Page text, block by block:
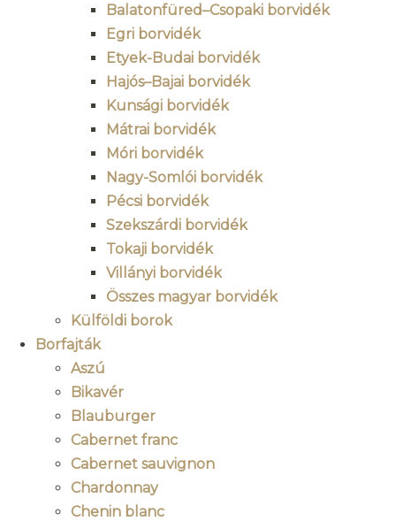
Balatonfüred–Csopaki borvidék
Egri borvidék
Etyek-Budai borvidék
Hajós–Bajai borvidék
Kunsági borvidék
Mátrai borvidék
Móri borvidék
Nagy-Somlói borvidék
Pécsi borvidék
Szekszárdi borvidék
Tokaji borvidék
Villányi borvidék
Összes magyar borvidék
Külföldi borok
Borfajták
Aszú
Bikavér
Blauburger
Cabernet franc
Cabernet sauvignon
Chardonnay
Chenin blanc